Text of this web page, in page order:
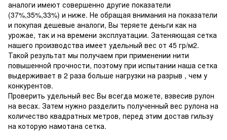
аналоги имеют совершенно другие показатели
(37%,35%,33%) и ниже. Не обращая внимания на показатели
и покупая дешевые аналоги, Вы теряете деньги как на
урожае, так и на времени эксплуатации. Затеняющая сетка
нашего производства имеет удельный вес от 45 гр/м2.
Такой результат мы получаем при применении нити
повышенной прочности, поэтому при испытании наша сетка
выдерживает в 2 раза больше нагрузки на разрыв , чем у
конкурентов.
Проверить удельный вес Вы всегда можете, взвесив рулон
на весах. Затем нужно разделить полученный вес рулона на
количество квадратных метров, перед этим достав гильзу
на которую намотана сетка.